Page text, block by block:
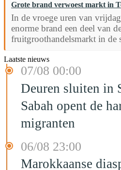
Grote brand verwoest markt in
In de vroege uren van
enorme brand een deel van
fruitgroothandelsmarkt in de
Laatste nieuws
07/08 00:00
Deuren sluiten in
Sabah opent de
migranten
06/08 23:00
Marokkaanse